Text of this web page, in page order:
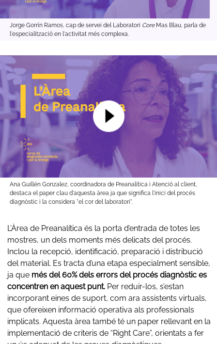
Jorge Gorrín Ramos, cap de servei del Laboratori CoreMas Blau, parla de
l'especialització en l'activitat més complexa.
Ana Guillén Gonzalez, coordinadora de Preanalítica i Atenció al client,
destaca el paper clau d'aquesta àrea ja que significa l'inici del procés
diagnòstic i la considera "el cor del laboratori".
L’Àrea de Preanalítica és la porta d’entrada de totes les
mostres, un dels moments més delicats del procés.
Inclou la recepció, identificació, preparació i distribució
del material. Es tracta d’una etapa especialment sensible,
ja que més del 60% dels errors del procés diagnòstic es
concentren en aquest punt. Per reduir-los, s’estan
incorporant eines de suport, com ara assistents virtuals,
que ofereixen informació operativa als professionals
implicats. Aquesta àrea també té un paper rellevant en la
implementació de criteris de “Right Care”, orientats a fer